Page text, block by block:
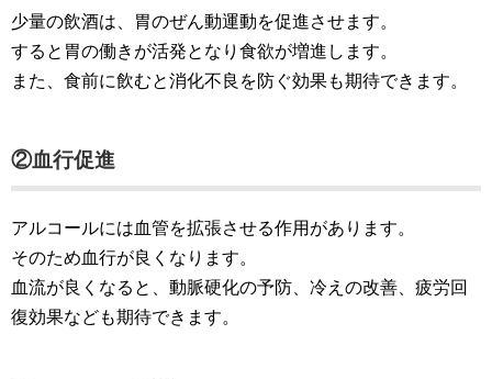
少量の飲酒は、胃のぜん動運動を促進させます。
すると胃の働きが活発となり食欲が増進します。
また、食前に飲むと消化不良を防ぐ効果も期待できます。
②血行促進
アルコールには血管を拡張させる作用があります。
そのため血行が良くなります。
血流が良くなると、動脈硬化の予防、冷えの改善、疲労回
復効果なども期待できます。